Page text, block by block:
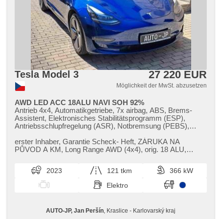
Tesla Model 3 27 220 EUR
Möglichkeit der MwSt. abzusetzen
AWD LED ACC 18ALU NAVI SOH 92%
Antrieb 4x4, Automatikgetriebe, 7x airbag, ABS, Brems-
Assistent, Elektronisches Stabilitätsprogramm (ESP),
Antriebsschlupfregelung (ASR), Notbremsung (PEBS),
do kopce (HSA), ukazatel rychlostního limitu (SLIF), Uhr
Spur, Blind Spot Anzeige, asistent jízdy v jízdním pruhu,
Berg bremsen , Servolenkung, 2-Zonen Klimaanlage,
Klimaautomatik, Standheizung, Standheizung mit
Zeitvorwärmer, Adaptive Geschwindigkeitsregelung, LED
adaptivní světlomety, LED matrixové světlomety, LED denní
dotykové ovládání palubního počítače, digitální přístrojový
erster Inhaber,​ Garantie Scheck​- Heft,​ ZÁRUKA NA
PŮVOD A KM,​ Long Range AWD (4x4),​ orig. 18 ALU,​
2023 121 tkm
366 kW
Elektro
AUTO-JP, Jan Peršín , Kraslice - Karlovarský kraj